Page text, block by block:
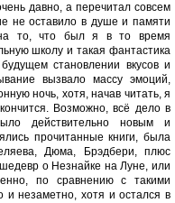
давно, а перечитал совсем
не оставило в душе и памяти
на то, что был я в то время
школу и такая фантастика
становлении вкусов и
вызвало массу эмоций,
ночь, хотя, начав читать, я
Возможно, всё дело в
действительно новым и
прочитанные книги, была
Дюма, Брэдбери, плюс
о Незнайке на Луне, или
по сравнению с такими
незаметно, хотя и остался в